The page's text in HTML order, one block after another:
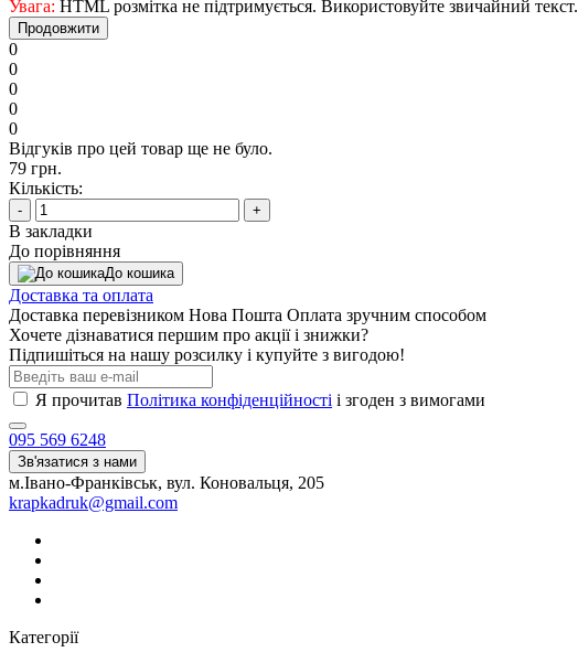
Увага: HTML розмітка не підтримується. Використовуйте звичайний текст.
Продовжити
0
0
0
0
0
Відгуків про цей товар ще не було.
79 грн.
Кількість:
- +
В закладки
До порівняння
До кошика
Доставка та оплата
Доставка перевізником Нова Пошта Оплата зручним способом
Хочете дізнаватися першим про акції і знижки?
Підпишіться на нашу розсилку і купуйте з вигодою!
Я прочитав Політика конфіденційності і згоден з вимогами
095 569 6248
Зв'язатися з нами
м.Івано-Франківськ, вул. Коновальця, 205
krapkadruk@gmail.com
Категорії